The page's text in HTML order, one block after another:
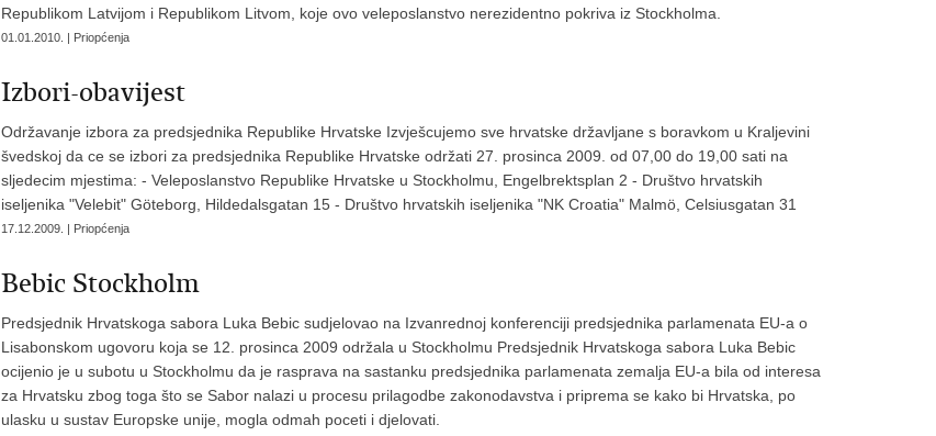
Republikom Latvijom i Republikom Litvom, koje ovo veleposlanstvo nerezidentno pokriva iz Stockholma.
01.01.2010. | Priopćenja
Izbori-obavijest
Održavanje izbora za predsjednika Republike Hrvatske Izvješcujemo sve hrvatske državljane s boravkom u Kraljevini
švedskoj da ce se izbori za predsjednika Republike Hrvatske održati 27. prosinca 2009. od 07,00 do 19,00 sati na
sljedecim mjestima: - Veleposlanstvo Republike Hrvatske u Stockholmu, Engelbrektsplan 2 - Društvo hrvatskih
iseljenika "Velebit" Göteborg, Hildedalsgatan 15 - Društvo hrvatskih iseljenika "NK Croatia" Malmö, Celsiusgatan 31
17.12.2009. | Priopćenja
Bebic Stockholm
Predsjednik Hrvatskoga sabora Luka Bebic sudjelovao na Izvanrednoj konferenciji predsjednika parlamenata EU-a o
Lisabonskom ugovoru koja se 12. prosinca 2009 održala u Stockholmu Predsjednik Hrvatskoga sabora Luka Bebic
ocijenio je u subotu u Stockholmu da je rasprava na sastanku predsjednika parlamenata zemalja EU-a bila od interesa
za Hrvatsku zbog toga što se Sabor nalazi u procesu prilagodbe zakonodavstva i priprema se kako bi Hrvatska, po
ulasku u sustav Europske unije, mogla odmah poceti i djelovati.